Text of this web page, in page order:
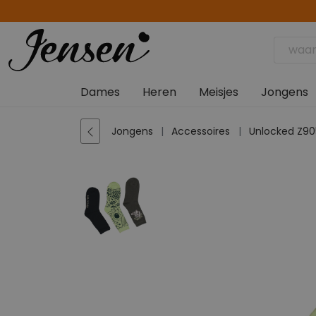
Dames Heren Meisjes Jongens
Jongens Accessoires Unlocked